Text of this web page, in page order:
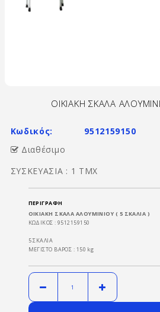
ΟΙΚΙΑΚΗ ΣΚΑΛΑ
Κωδικός:
9512159150
Διαθέσιμο
ΣΥΣΚΕΥΑΣΙΑ : 1 ΤΜΧ
ΠΕΡΙΓΡΑΦΉ
ΟΙΚΙΑΚΗ ΣΚΑΛΑ ΑΛΟΥΜΙΝΙΟΥ ( 5 ΣΚΑΛΙΑ )
ΚΩΔΙΚΟΣ : 9512159150
5 ΣΚΑΛΙΑ
ΜΕΓΙΣΤΟ ΒΑΡΟΣ : 150 kg